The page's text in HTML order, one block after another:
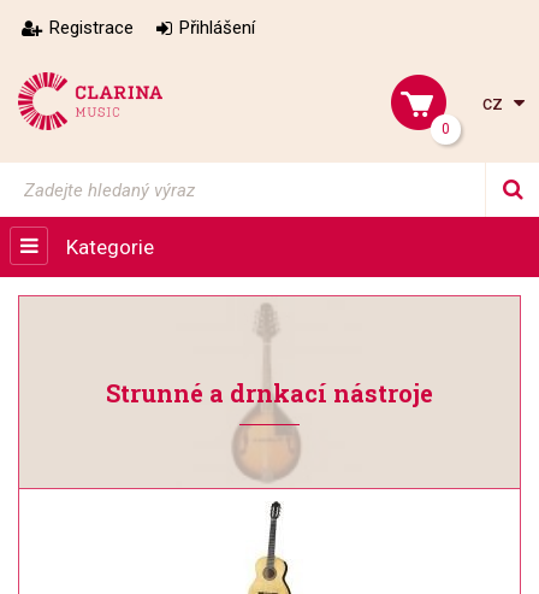
Registrace Přihlášení
0
cz
Kategorie
Strunné a drnkací nástroje